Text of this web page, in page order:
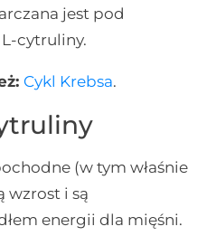
jest pod
cytruliny.
Cykl Krebsa.
(w tym właśnie
wzrost i są
energii dla mięśni.